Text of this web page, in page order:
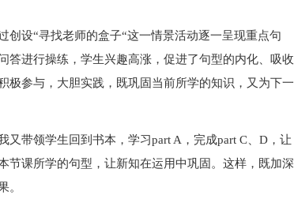
设“寻找老师的盒子“这一情景活动逐一呈现重点句
答进行操练，学生兴趣高涨，促进了句型的内化、吸收
极参与，大胆实践，既巩固当前所学的知识，又为下一
带领学生回到书本，学习part A，完成part C、D，让
节课所学的句型，让新知在运用中巩固。这样，既加深
。